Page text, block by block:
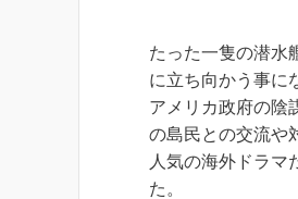
たった一隻の潜水
に立ち向かう事に
アメリカ政府の陰
の島民との交流や
人気の海外ドラマ
た。